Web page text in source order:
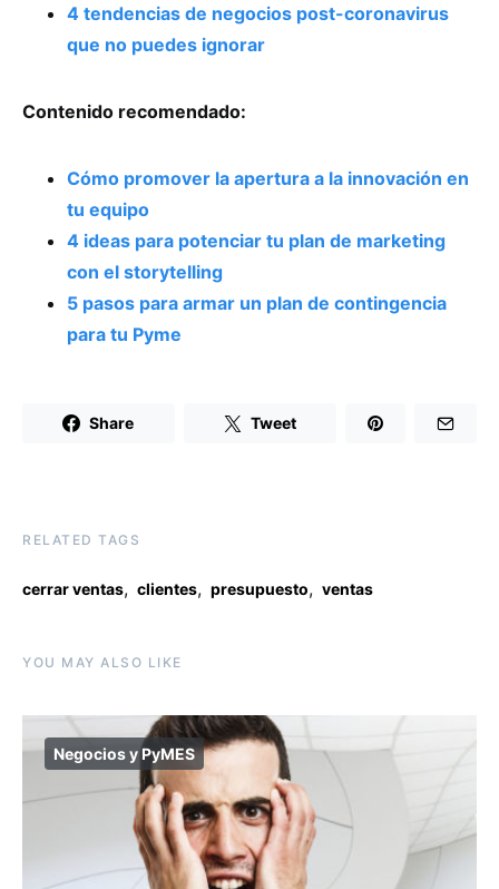
4 tendencias de negocios post-coronavirus
que no puedes ignorar
Contenido recomendado:
Cómo promover la apertura a la innovación en
tu equipo
4 ideas para potenciar tu plan de marketing
con el storytelling
5 pasos para armar un plan de contingencia
para tu Pyme
Share Tweet
RELATED TAGS
cerrar ventas, clientes, presupuesto, ventas
YOU MAY ALSO LIKE
Negocios y PyMES